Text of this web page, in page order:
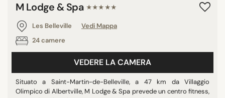
M Lodge & Spa ★★★★★
Les Belleville
Vedi Mappa
24 camere
VEDERE LA CAMERA
Situato a Saint-Martin-de-Belleville, a 47 km da Villaggio
Olimpico di Albertville, M Lodge & Spa prevede un centro fitness,